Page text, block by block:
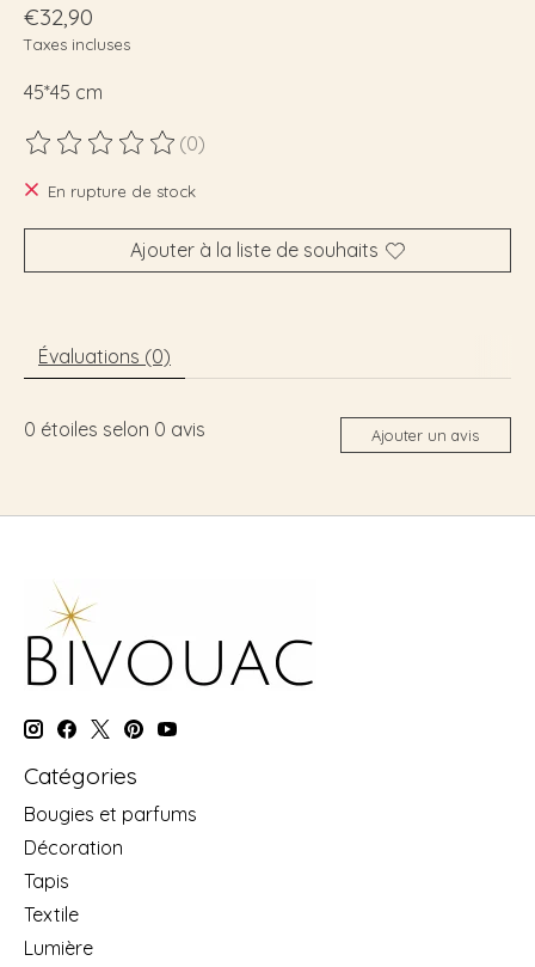
€32,90
Taxes incluses
45*45 cm
Ce produit est évalué à
(0)
En rupture de stock
Ajouter à la liste de souhaits
Évaluations (0)
0 étoiles selon 0 avis Ajouter un avis
Catégories
Bougies et parfums
Décoration
Tapis
Textile
Lumière